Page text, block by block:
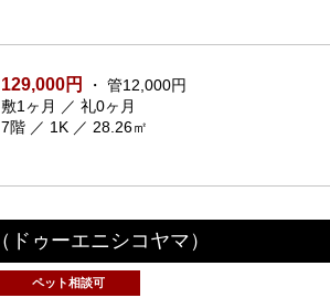
129,000円
・ 管12,000円
敷1ヶ月 ／ 礼0ヶ月
7階 ／ 1K ／ 28.26㎡
（ドゥーエニシコヤマ）
ペット相談可